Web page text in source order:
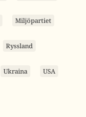
Miljöpartiet
Ryssland
Ukraina USA